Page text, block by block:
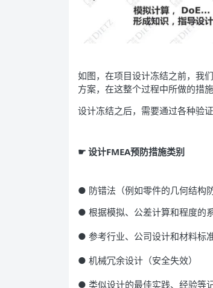
如图，在项目设计冻结之前，我
方案，在这整个过程中所做的措
设计冻结之后，需要通过各种验
☛ 设计FMEA预防措施类别
● 防错法（例如零件的几何结构
● 根据模拟、公差计算和程度的
● 参考行业、公司设计和材料标
● 机械冗余设计（安全失效）
● 类似设计的最佳实践、经验等